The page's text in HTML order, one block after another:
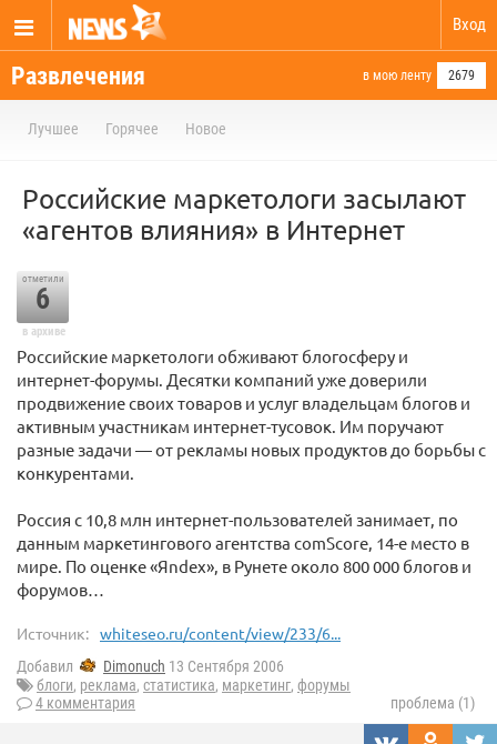
Вход
Развлечения в мою ленту 2679
Лучшее Горячее Новое
Российские маркетологи засылают
«агентов влияния» в Интернет
отметили
6
в архиве
Российские маркетологи обживают блогосферу и
интернет-форумы. Десятки компаний уже доверили
продвижение своих товаров и услуг владельцам блогов и
активным участникам интернет-тусовок. Им поручают
разные задачи — от рекламы новых продуктов до борьбы с
конкурентами.
Россия с 10,8 млн интернет-пользователей занимает, по
данным маркетингового агентства comScore, 14-е место в
мире. По оценке «Яndex», в Рунете около 800 000 блогов и
форумов…
Источник: whiteseo.ru/content/view/233/6...
Добавил Dimonuch 13 Сентября 2006
блоги, реклама, статистика, маркетинг, форумы
4 комментария
проблема (1)